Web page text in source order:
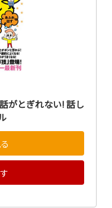
がとぎれない! 話し